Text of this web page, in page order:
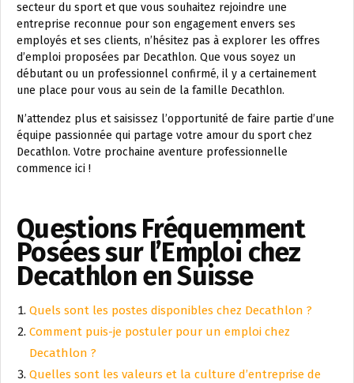
secteur du sport et que vous souhaitez rejoindre une
entreprise reconnue pour son engagement envers ses
employés et ses clients, n’hésitez pas à explorer les offres
d’emploi proposées par Decathlon. Que vous soyez un
débutant ou un professionnel confirmé, il y a certainement
une place pour vous au sein de la famille Decathlon.
N’attendez plus et saisissez l’opportunité de faire partie d’une
équipe passionnée qui partage votre amour du sport chez
Decathlon. Votre prochaine aventure professionnelle
commence ici !
Questions Fréquemment
Posées sur l’Emploi chez
Decathlon en Suisse
Quels sont les postes disponibles chez Decathlon ?
Comment puis-je postuler pour un emploi chez
Decathlon ?
Quelles sont les valeurs et la culture d’entreprise de